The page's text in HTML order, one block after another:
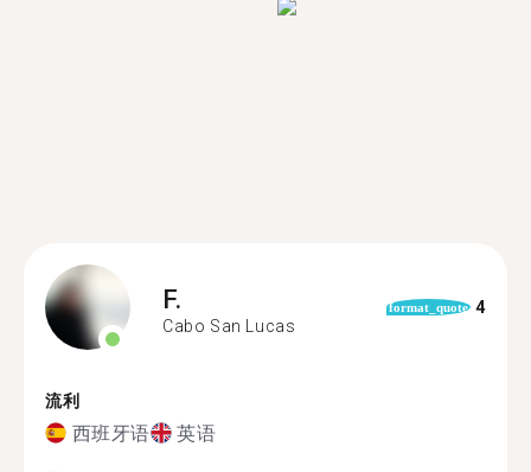
F.
Cabo San Lucas
format_quote 4
流利
西班牙语 英语